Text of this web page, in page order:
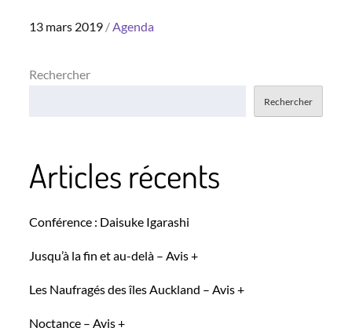
Posted
13 mars 2019 Agenda
Rechercher
Rechercher
Articles récents
Conférence : Daisuke Igarashi
Jusqu’à la fin et au-delà – Avis +
Les Naufragés des îles Auckland – Avis +
Noctance – Avis +